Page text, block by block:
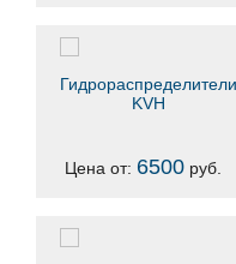
Гидрораспределители
KVH
Цена от: 6500 руб.